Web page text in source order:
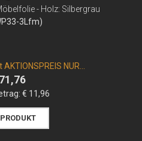
- Holz: Silbergrau
3Lfm)
NUR...
€ 11,96